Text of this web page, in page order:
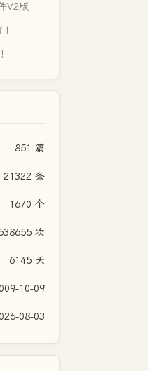
V2版
851 篇
21322 条
1670 个
次
6145 天
10-09
08-03